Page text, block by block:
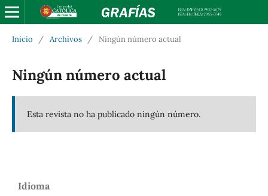
Inicio / Archivos / Ningún número actual
Ningún número actual
Esta revista no ha publicado ningún número.
Idioma